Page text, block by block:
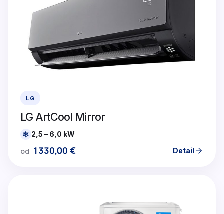
LG
LG ArtCool Mirror
2,5 – 6,0 kW
od 1330,00 € Detail